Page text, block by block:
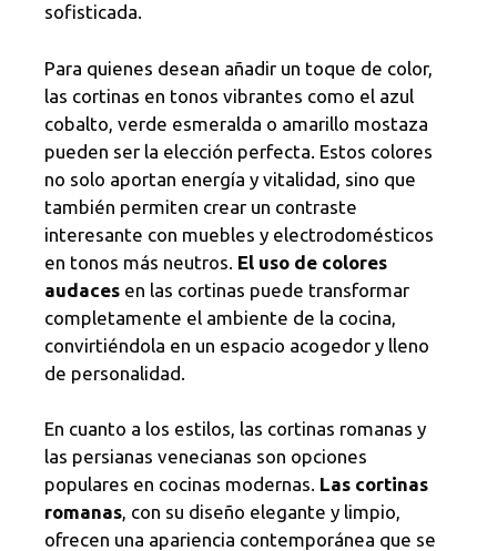
sofisticada.
Para quienes desean añadir un toque de color,
las cortinas en tonos vibrantes como el azul
cobalto, verde esmeralda o amarillo mostaza
pueden ser la elección perfecta. Estos colores
no solo aportan energía y vitalidad, sino que
también permiten crear un contraste
interesante con muebles y electrodomésticos
en tonos más neutros. El uso de colores
audaces en las cortinas puede transformar
completamente el ambiente de la cocina,
convirtiéndola en un espacio acogedor y lleno
de personalidad.
En cuanto a los estilos, las cortinas romanas y
las persianas venecianas son opciones
populares en cocinas modernas. Las cortinas
romanas, con su diseño elegante y limpio,
ofrecen una apariencia contemporánea que se